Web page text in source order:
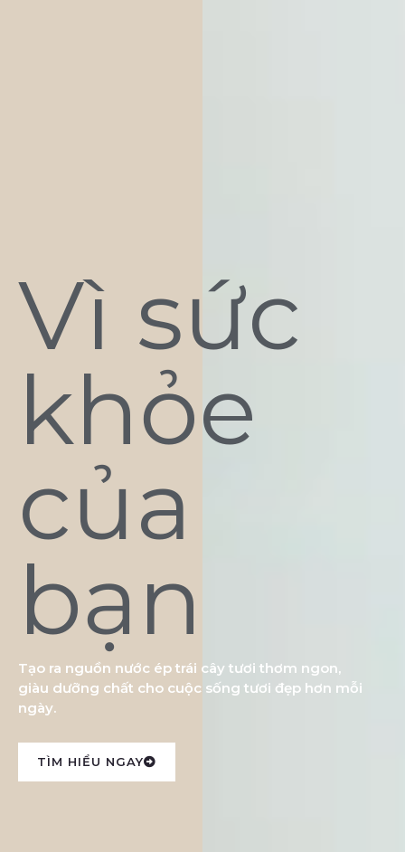
Vì sức
khỏe
của
bạn
Tạo ra nguồn nước ép trái cây tươi thơm ngon,
giàu dưỡng chất cho cuộc sống tươi đẹp hơn mỗi
ngày.
TÌM HIỂU NGAY